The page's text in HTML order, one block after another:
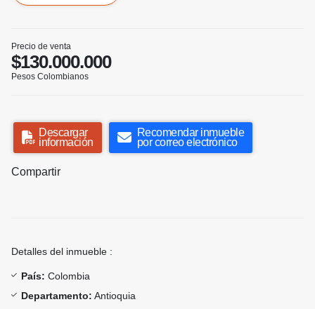
Precio de venta
$130.000.000
Pesos Colombianos
Descargar
información
Recomendar inmueble
por correo electrónico
Compartir
Detalles del inmueble :
País: Colombia
Departamento: Antioquia